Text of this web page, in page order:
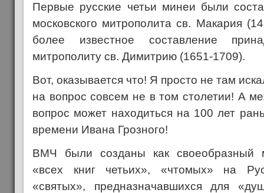
Первые русские четьи минеи были
московского митрополита св. Макария
более известное составление
митрополиту св. Димитрию (1651-1709).
Вот, оказывается что! Я просто не там
на вопрос совсем не в том столетии! А
вопрос может находиться на 100 лет
времени Ивана Грозного!
ВМЧ были созданы как своеобразный
«всех книг четьих», «чтомых» на
«святых», предназначавшихся для